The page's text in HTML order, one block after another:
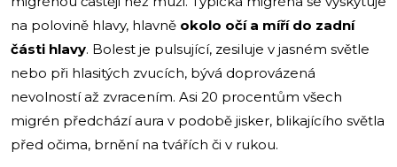
na polovině hlavy, hlavně okolo očí a míří do zadní
části hlavy. Bolest je pulsující, zesiluje v jasném světle
nebo při hlasitých zvucích, bývá doprovázená
nevolností až zvracením. Asi 20 procentům všech
migrén předchází aura v podobě jisker, blikajícího světla
před očima, brnění na tvářích či v rukou.